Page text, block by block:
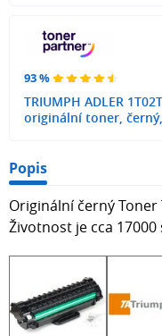
93 %
TRIUMPH ADLER
originální toner,
Popis
Originální černý Toner
Životnost je cca 17000